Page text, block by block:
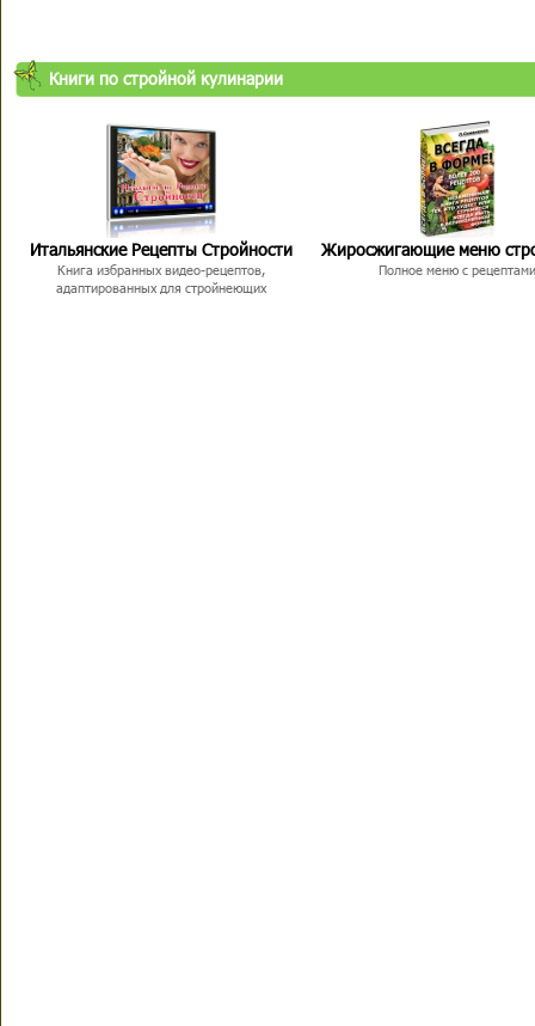
Книги по стройной кулинарии
Итальянские Рецепты Стройности
Книга избранных видео-рецептов,
адаптированных для стройнеющих
Жиросжигающие меню
Полное меню с рецептами